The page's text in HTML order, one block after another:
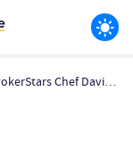
David Baazov eingestellt